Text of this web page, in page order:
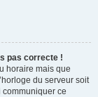
pas correcte !
horaire mais que
du serveur soit
ce